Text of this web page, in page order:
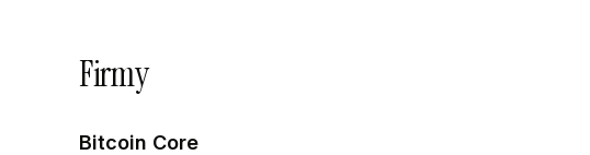
Firmy
Bitcoin Core